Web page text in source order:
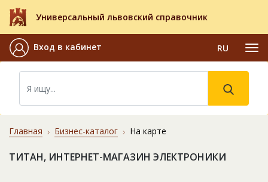
Универсальный львовский справочник
Вход в кабинет RU
Главная Бизнес-каталог На карте
ТИТАН, ИНТЕРНЕТ-МАГАЗИН ЭЛЕКТРОНИКИ